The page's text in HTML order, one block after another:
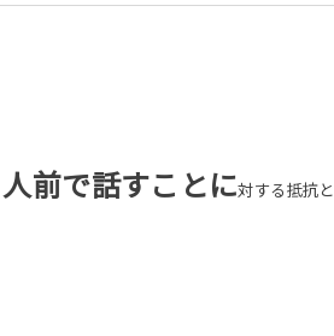
人前で話すことに対する抵抗と